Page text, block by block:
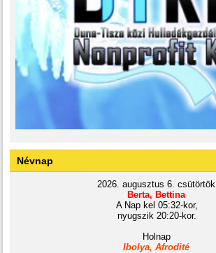
Névnap
2026. augusztus 6. csütörtök
Berta, Bettina
A Nap kel 05:32-kor,
nyugszik 20:20-kor.
Holnap
Ibolya, Afrodité